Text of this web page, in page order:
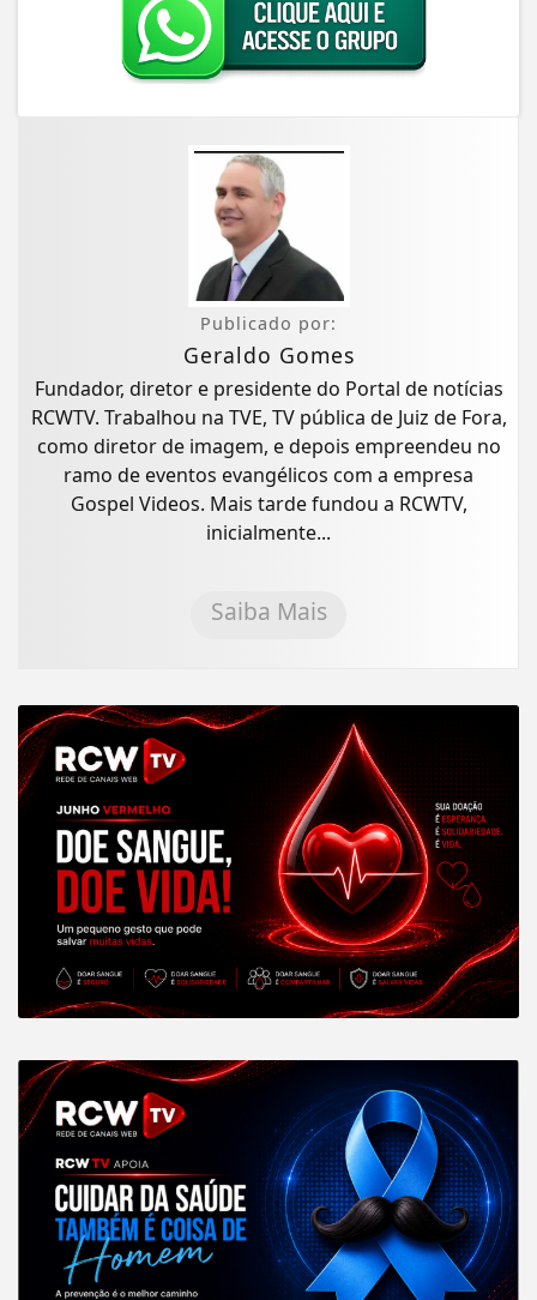
Publicado por:
Geraldo Gomes
Fundador, diretor e presidente do Portal de notícias
RCWTV. Trabalhou na TVE, TV pública de Juiz de Fora,
como diretor de imagem, e depois empreendeu no
ramo de eventos evangélicos com a empresa
Gospel Videos. Mais tarde fundou a RCWTV,
inicialmente...
Saiba Mais